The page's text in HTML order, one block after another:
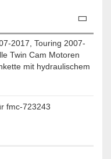
2017, Touring 2007-
Twin Cam Motoren
mit hydraulischem
fmc-723243